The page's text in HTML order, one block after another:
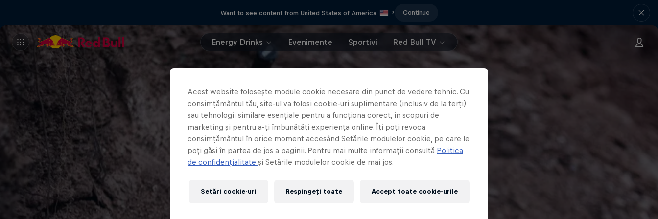
Want to see content from United States of America ? Continue
Energy Drinks Evenimente Sportivi Red Bull TV
Acest website folosește module cookie necesare din punct de vedere tehnic. Cu
consimțământul tău, site-ul va folosi cookie-uri suplimentare (inclusiv de la terți)
sau tehnologii similare esențiale pentru a funcționa corect, în scopuri de
marketing și pentru a-ți îmbunătăți experiența online. Îți poți revoca
consimțământul în orice moment accesând Setările modulelor cookie, pe care le
poți găsi în partea de jos a paginii. Pentru mai multe informații consultă Politica
de confidențialitate și Setările modulelor cookie de mai jos.
Setări cookie-uri Respingeți toate Accept toate cookie-urile